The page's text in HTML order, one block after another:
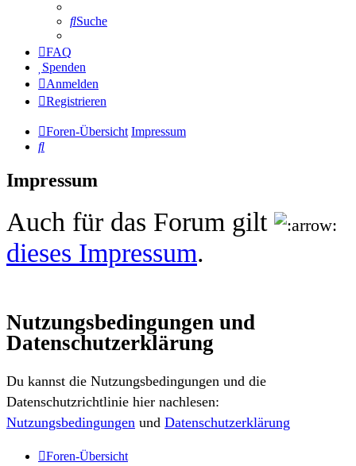
Suche
FAQ
Spenden
Anmelden
Registrieren
Foren-Übersicht Impressum
Suche
Impressum
Auch für das Forum gilt
dieses Impressum.
Nutzungsbedingungen und
Datenschutzerklärung
Du kannst die Nutzungsbedingungen und die
Datenschutzrichtlinie hier nachlesen:
Nutzungsbedingungen und Datenschutzerklärung
Foren-Übersicht